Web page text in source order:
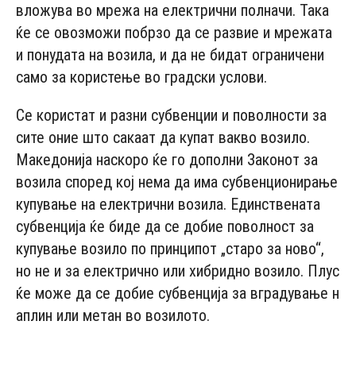
вложува во мрежа на електрични полначи. Така
ќе се овозможи побрзо да се развие и мрежата
и понудата на возила, и да не бидат ограничени
само за користење во градски услови.
Се користат и разни субвенции и поволности за
сите оние што сакаат да купат вакво возило.
Македонија наскоро ќе го дополни Законот за
возила според кој нема да има субвенционирање
купување на електрични возила. Единствената
субвенција ќе биде да се добие поволност за
купување возило по принципот „старо за ново“,
но не и за електрично или хибридно возило. Плус
ќе може да се добие субвенција за вградување н
аплин или метан во возилото.